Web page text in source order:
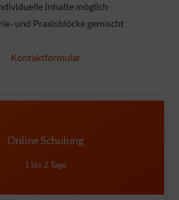
Inhalte möglich
und Praxisblöcke gemischt
Kontaktformular
Online Schulung
1 bis 2 Tage